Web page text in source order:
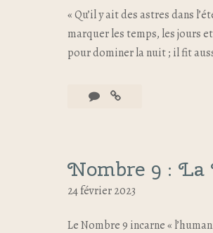
« Qu’il y ait des astres dans
marquer les temps, les jours
pour dominer la nuit ; il fit
Nombre 9 : La
24 février 2023
Le Nombre 9 incarne «